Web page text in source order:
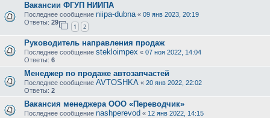
Вакансии ФГУП НИИПА
Последнее сообщение niipa-dubna « 09 янв 2023, 20:19
Ответы: 29
1 2
Руководитель направления продаж
Последнее сообщение stekloimpex « 07 ноя 2022, 14:04
Ответы: 6
Менеджер по продаже автозапчастей
Последнее сообщение AVTOSHKA « 20 янв 2022, 22:02
Ответы: 2
Вакансия менеджера ООО «Переводчик»
Последнее сообщение nashperevod « 12 янв 2022, 14:15